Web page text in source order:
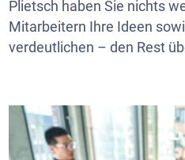
Plietsch haben Sie nichts
Mitarbeitern Ihre Ideen
verdeutlichen – den Rest